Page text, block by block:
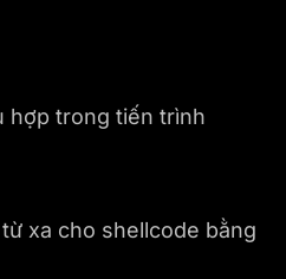
hợp trong tiến trình
xa cho shellcode bằng